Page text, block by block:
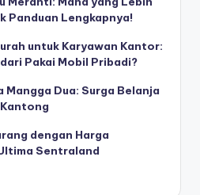
Panduan Lengkapnya!
untuk Karyawan Kantor:
Pakai Mobil Pribadi?
Dua: Surga Belanja
dengan Harga
Sentraland